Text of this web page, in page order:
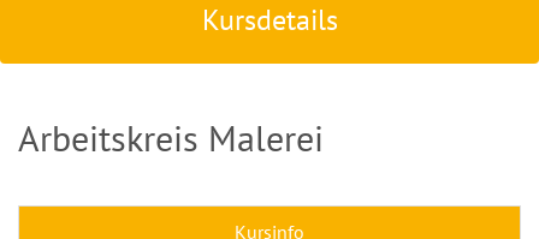
Kursdetails
Arbeitskreis Malerei
Kursinfo